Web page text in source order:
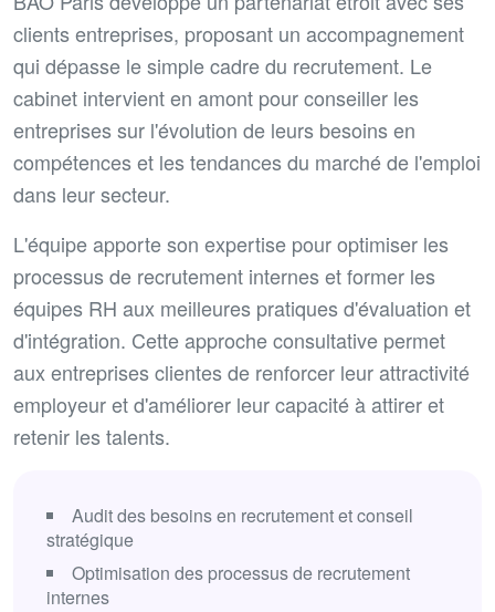
clients entreprises, proposant un accompagnement
qui dépasse le simple cadre du recrutement. Le
cabinet intervient en amont pour conseiller les
entreprises sur l'évolution de leurs besoins en
compétences et les tendances du marché de l'emploi
dans leur secteur.
L'équipe apporte son expertise pour optimiser les
processus de recrutement internes et former les
équipes RH aux meilleures pratiques d'évaluation et
d'intégration. Cette approche consultative permet
aux entreprises clientes de renforcer leur attractivité
employeur et d'améliorer leur capacité à attirer et
retenir les talents.
Audit des besoins en recrutement et conseil
stratégique
Optimisation des processus de recrutement
internes